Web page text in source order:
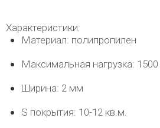
Характеристики:
Материал: полипропилен
Максимальная нагрузка: 1500
Ширина: 2 мм
S покрытия: 10-12 кв.м.